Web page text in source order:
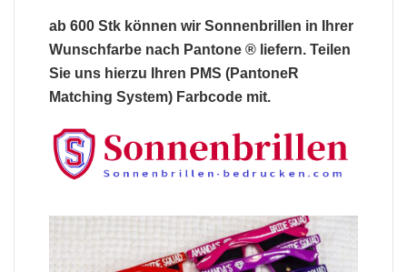
ab 600 Stk können wirSonnenbrillen in Ihrer
Wunschfarbe nach Pantone ® liefern. Teilen
Sie uns hierzu Ihren PMS (PantoneR
Matching System) Farbcode mit.